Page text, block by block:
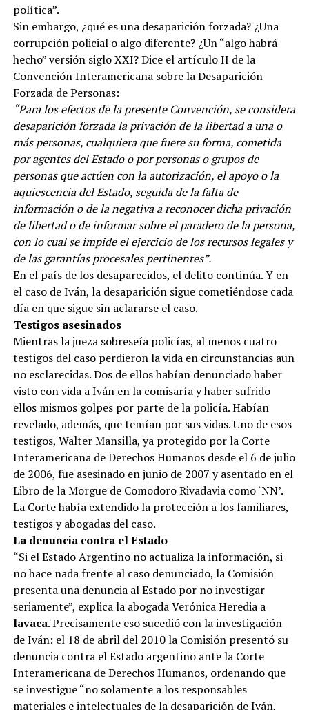
política”.
Sin embargo, ¿qué es una desaparición forzada? ¿Una
corrupción policial o algo diferente? ¿Un “algo habrá
hecho” versión siglo XXI? Dice el artículo II de la
Convención Interamericana sobre la Desaparición
Forzada de Personas:
“Para los efectos de la presente Convención, se considera
desaparición forzada la privación de la libertad a una o
más personas, cualquiera que fuere su forma, cometida
por agentes del Estado o por personas o grupos de
personas que actúen con la autorización, el apoyo o la
aquiescencia del Estado, seguida de la falta de
información o de la negativa a reconocer dicha privación
de libertad o de informar sobre el paradero de la persona,
con lo cual se impide el ejercicio de los recursos legales y
de las garantías procesales pertinentes”.
En el país de los desaparecidos, el delito continúa. Y en
el caso de Iván, la desaparición sigue cometiéndose cada
día en que sigue sin aclararse el caso.
Testigos asesinados
Mientras la jueza sobreseía policías, al menos cuatro
testigos del caso perdieron la vida en circunstancias aun
no esclarecidas. Dos de ellos habían denunciado haber
visto con vida a Iván en la comisaría y haber sufrido
ellos mismos golpes por parte de la policía. Habían
revelado, además, que temían por sus vidas. Uno de esos
testigos, Walter Mansilla, ya protegido por la Corte
Interamericana de Derechos Humanos desde el 6 de julio
de 2006, fue asesinado en junio de 2007 y asentado en el
Libro de la Morgue de Comodoro Rivadavia como ‘NN’.
La Corte había extendido la protección a los familiares,
testigos y abogadas del caso.
La denuncia contra el Estado
“Si el Estado Argentino no actualiza la información, si
no hace nada frente al caso denunciado, la Comisión
presenta una denuncia al Estado por no investigar
seriamente”, explica la abogada Verónica Heredia a
lavaca. Precisamente eso sucedió con la investigación
de Iván: el 18 de abril del 2010 la Comisión presentó su
denuncia contra el Estado argentino ante la Corte
Interamericana de Derechos Humanos, ordenando que
se investigue “no solamente a los responsables
materiales e intelectuales de la desaparición de Iván,